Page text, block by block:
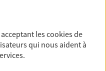
lescookiesde
qui nous aident à